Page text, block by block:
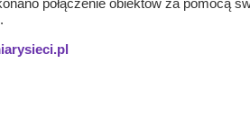
połączenie obiektów za pomocą